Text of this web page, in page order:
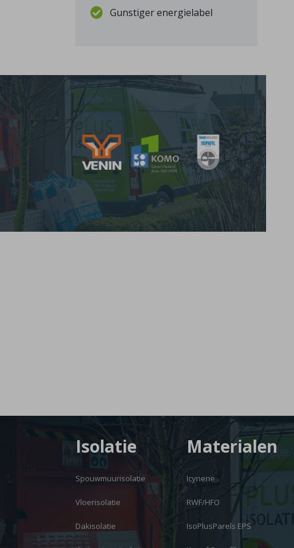
Gunstiger energielabel
Isolatie
Spouwmuurisolatie
Vloerisolatie
Dakisolatie
Materialen
Icynene
RWF/HFO
IsoPlusParels EPS